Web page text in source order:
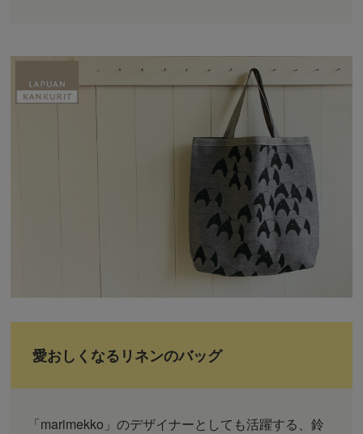
愛おしくなるリネンのバッグ
「marimekko」のデザイナーとしても活躍する、鈴